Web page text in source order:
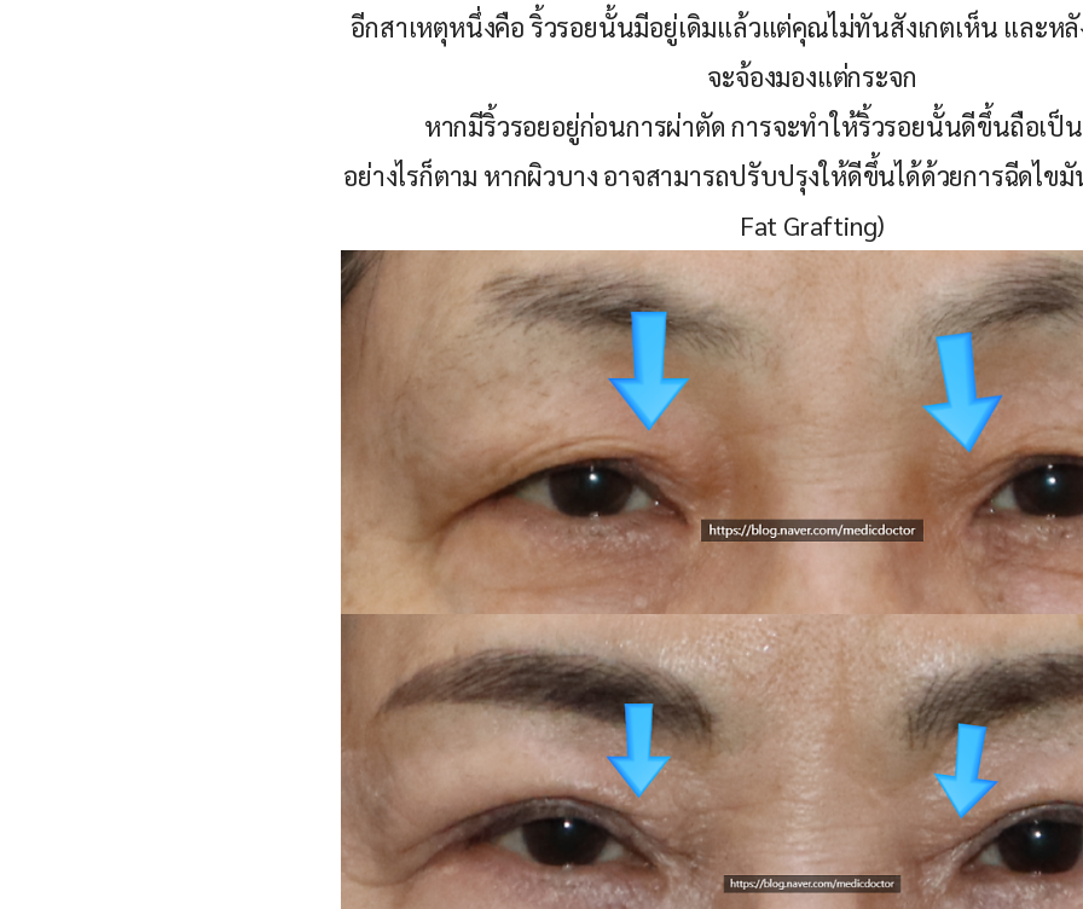
อีกสาเหตุหนึ่งคือ ริ้วรอยนั้นมีอยู่เดิมแล้วแต่คุณไม่ทันสังเกตเห็น และห
จะจ้องมองแต่กระจก
หากมีริ้วรอยอยู่ก่อนการผ่าตัด การจะทำให้ริ้วรอยนั้นดีขึ้นถือเป็น
อย่างไรก็ตาม หากผิวบาง อาจสามารถปรับปรุงให้ดีขึ้นได้ด้วยการฉีดไข
Fat Grafting)